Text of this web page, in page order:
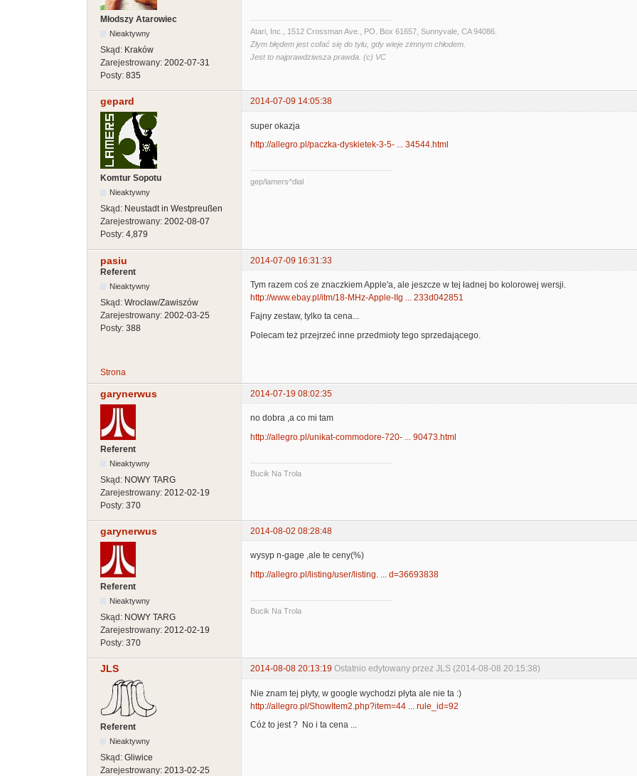
Młodszy Atarowiec
Nieaktywny
Skąd: Kraków
Zarejestrowany: 2002-07-31
Posty: 835
Atari, Inc., 1512 Crossman Ave., PO. Box 61657, Sunnyvale, CA 94086.
Złym błędem jest cofać się do tyłu, gdy wieje zimnym chłodem.
Jest to najprawdziwsza prawda. (c) VC
gepard 2014-07-09 14:05:38
Komtur Sopotu
Nieaktywny
Skąd: Neustadt in Westpreußen
Zarejestrowany: 2002-08-07
Posty: 4,879
super okazja
http://allegro.pl/paczka-dyskietek-3-5- ... 34544.html
gep/lamers^dial
pasiu
2014-07-09 16:31:33
Referent
Nieaktywny
Skąd: Wrocław/Zawiszów
Zarejestrowany: 2002-03-25
Posty: 388
Tym razem coś ze znaczkiem Apple'a, ale jeszcze w tej ładnej bo kolorowej wersji.
http://www.ebay.pl/itm/18-MHz-Apple-IIg ... 233d042851
Fajny zestaw, tylko ta cena...
Polecam też przejrzeć inne przedmioty tego sprzedającego.
Strona
garynerwus 2014-07-19 08:02:35
Referent
Nieaktywny
Skąd: NOWY TARG
Zarejestrowany: 2012-02-19
Posty: 370
no dobra ,a co mi tam
http://allegro.pl/unikat-commodore-720- ... 90473.html
Bucik Na Trola
garynerwus 2014-08-02 08:28:48
Referent
Nieaktywny
Skąd: NOWY TARG
Zarejestrowany: 2012-02-19
Posty: 370
wysyp n-gage ,ale te ceny(%)
http://allegro.pl/listing/user/listing. ... d=36693838
Bucik Na Trola
JLS 2014-08-08 20:13:19 Ostatnio edytowany przez JLS (2014-08-08 20:15:38)
Referent
Nieaktywny
Skąd: Gliwice
Zarejestrowany: 2013-02-25
Nie znam tej płyty, w google wychodzi płyta ale nie ta :)
http://allegro.pl/ShowItem2.php?item=44 ... rule_id=92
Cóż to jest ? No i ta cena ...